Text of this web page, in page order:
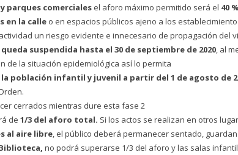
parques comerciales el aforo máximo permitido será el 40
en la calle o en espacios públicos ajeno a los
un riesgo evidente e innecesario de propagación del
suspendida hasta el 30 de septiembre de 2020, al
de la situación epidemiológica así lo permita
población infantil y juvenil a partir del 1 de agosto de
cerrados mientras dure esta fase 2
de 1/3 del aforo total. Si los actos se realizan en otros
al aire libre, el público deberá permanecer sentado,
no podrá superarse 1/3 del aforo y las salas